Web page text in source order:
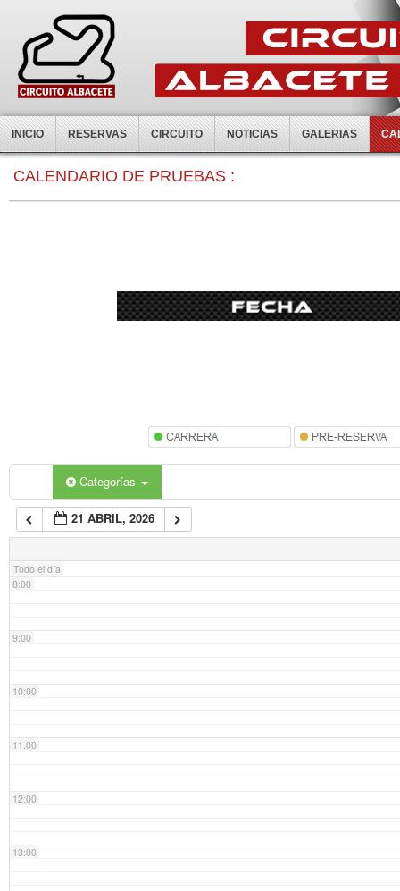
INICIO RESERVAS CIRCUITO NOTICIAS GALERIAS
CALENDARIO DE PRUEBAS :
Categorías
21 ABRIL, 2026
Todo el día
0:00
7:00
8:00
9:00
10:00
11:00
12:00
13:00